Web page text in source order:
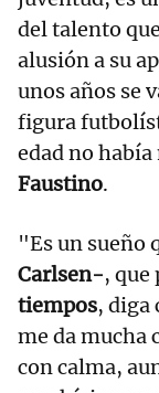
del talento
alusión a su
unos años se
figura
edad no
Faustino.
"Es un sueño
Carlsen-, que
tiempos, diga
me da mucha
con calma,